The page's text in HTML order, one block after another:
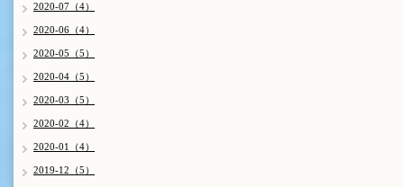
2020-07（4）
2020-06（4）
2020-05（5）
2020-04（5）
2020-03（5）
2020-02（4）
2020-01（4）
2019-12（5）